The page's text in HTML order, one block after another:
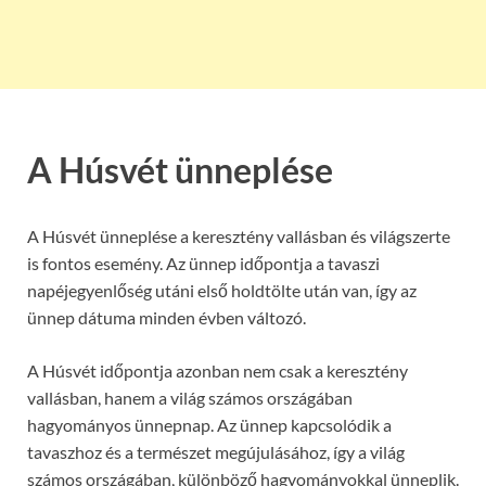
A Húsvét ünneplése
A Húsvét ünneplése a keresztény vallásban és világszerte
is fontos esemény. Az ünnep időpontja a tavaszi
napéjegyenlőség utáni első holdtölte után van, így az
ünnep dátuma minden évben változó.
A Húsvét időpontja azonban nem csak a keresztény
vallásban, hanem a világ számos országában
hagyományos ünnepnap. Az ünnep kapcsolódik a
tavaszhoz és a természet megújulásához, így a világ
számos országában, különböző hagyományokkal ünneplik.